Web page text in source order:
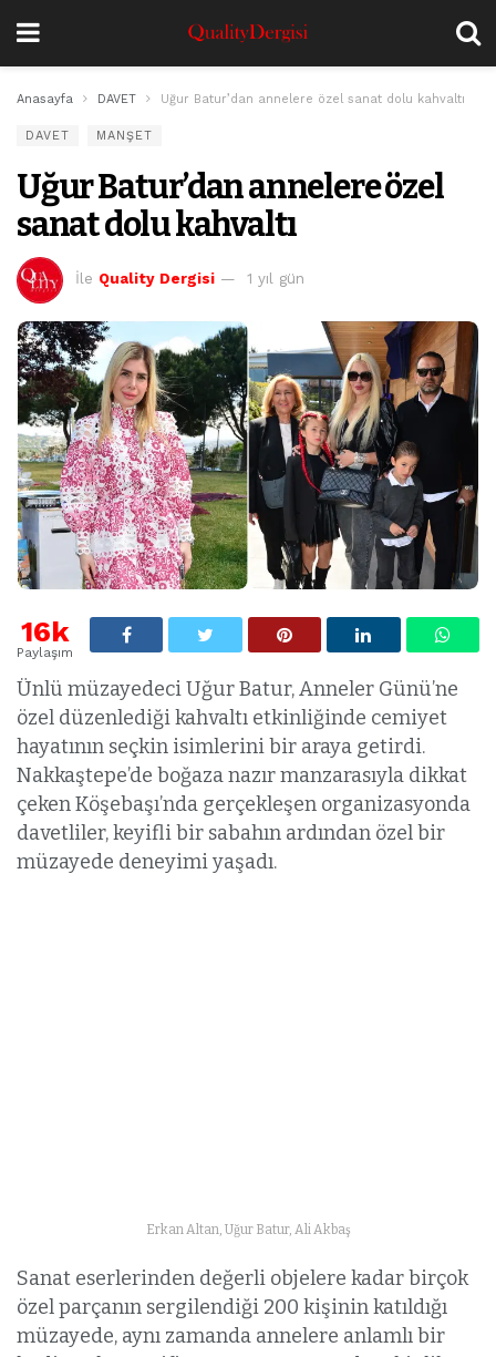
Anasayfa DAVET Uğur Batur’dan annelere özel sanat dolu kahvaltı
DAVET MANŞET
Uğur Batur’dan annelere özel
sanat dolu kahvaltı
İle Quality Dergisi 1 yıl gün
16k
Paylaşım
Ünlü müzayedeci Uğur Batur, Anneler Günü’ne
özel düzenlediği kahvaltı etkinliğinde cemiyet
hayatının seçkin isimlerini bir araya getirdi.
Nakkaştepe’de boğaza nazır manzarasıyla dikkat
çeken Köşebaşı’nda gerçekleşen organizasyonda
davetliler, keyifli bir sabahın ardından özel bir
müzayede deneyimi yaşadı.
Erkan Altan, Uğur Batur, Ali Akbaş
Sanat eserlerinden değerli objelere kadar birçok
özel parçanın sergilendiği 200 kişinin katıldığı
müzayede, aynı zamanda annelere anlamlı bir